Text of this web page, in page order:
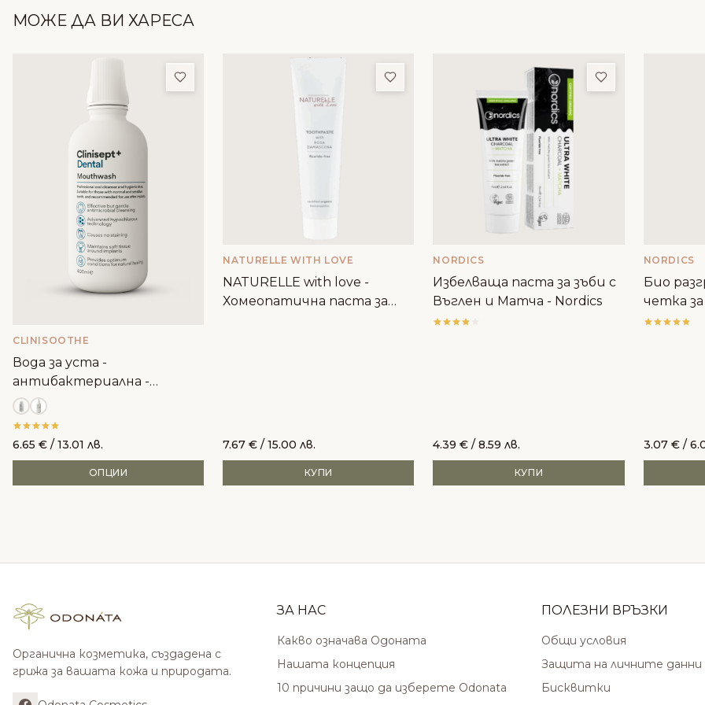
МОЖЕ ДА ВИ ХАРЕСА
Добави в любими
CLINISOOTHE
Вода за уста -
антибактериална -
Clinisepet+ Dental
6.65 € / 13.01 лв.
ОПЦИИ
Добави в любими
NATURELLE WITH LOVE
NATURELLE with love -
Хомеопатична паста за
7.67€ / 15.00 лв.
КУПИ
Добави в
NORDICS
Избелваща паста за зъби с
Въглен и Матча - Nordics
4.39€ / 8.59 лв.
КУПИ
NORDICS
Био
четка за
лек
3.07 €/
Органична козметика, създадена с
грижа за вашата кожа и природата.
ЗА НАС
Какво означава Одоната
Нашата концепция
10 причини защо да изберете Odonata
ПОЛЕЗНИ ВРЪЗКИ
Общи условия
Защита на личните данни
Бисквитки